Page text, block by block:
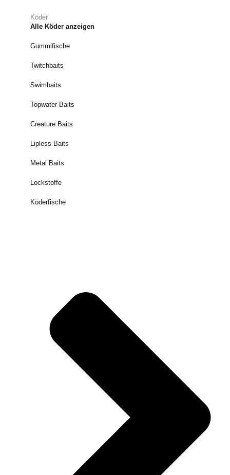
Köder
Alle Köder anzeigen
Gummifische
Twitchbaits
Swimbaits
Topwater Baits
Creature Baits
Lipless Baits
Metal Baits
Lockstoffe
Köderfische